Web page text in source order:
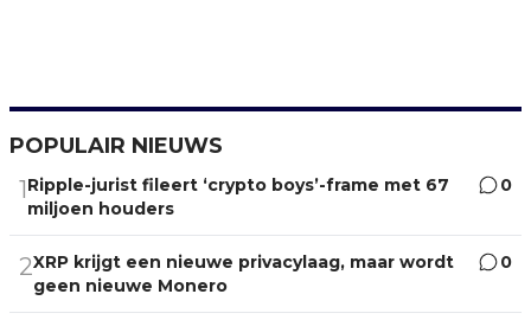
POPULAIR NIEUWS
1Ripple-jurist fileert ‘crypto boys’-frame met 67
miljoen houders
0
2XRP krijgt een nieuwe privacylaag, maar wordt
geen nieuwe Monero
0